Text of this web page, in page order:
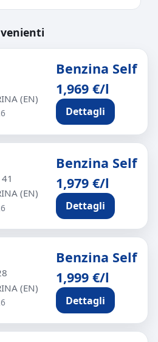
(EN)
Benzina Self
1,969 €/l
Dettagli
(EN)
Benzina Self
1,979 €/l
Dettagli
(EN)
Benzina Self
1,999 €/l
Dettagli